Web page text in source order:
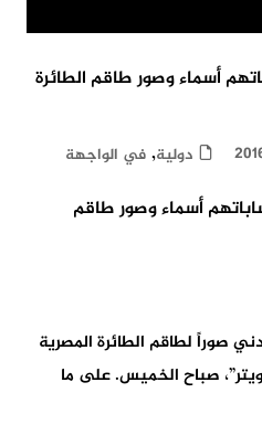
أسماء وصور طاقم الطائرة
دولية, في الواجهة
صوراً لطاقم الطائرة المصرية
صباح الخميس. على ما